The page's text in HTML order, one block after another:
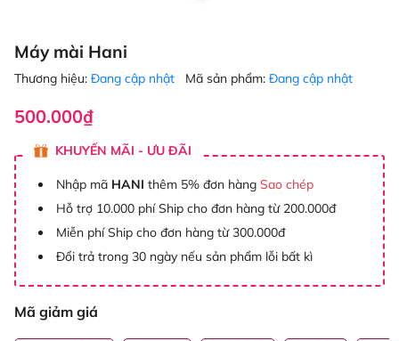
Máy mài Hani
Thương hiệu: Đang cập nhật Mã sản phẩm: Đang cập nhật
500.000₫
KHUYẾN MÃI - ƯU ĐÃI
Nhập mã HANI thêm 5% đơn hàng Sao chép
Hỗ trợ 10.000 phí Ship cho đơn hàng từ 200.000đ
Miễn phí Ship cho đơn hàng từ 300.000đ
Đổi trả trong 30 ngày nếu sản phẩm lỗi bất kì
Mã giảm giá